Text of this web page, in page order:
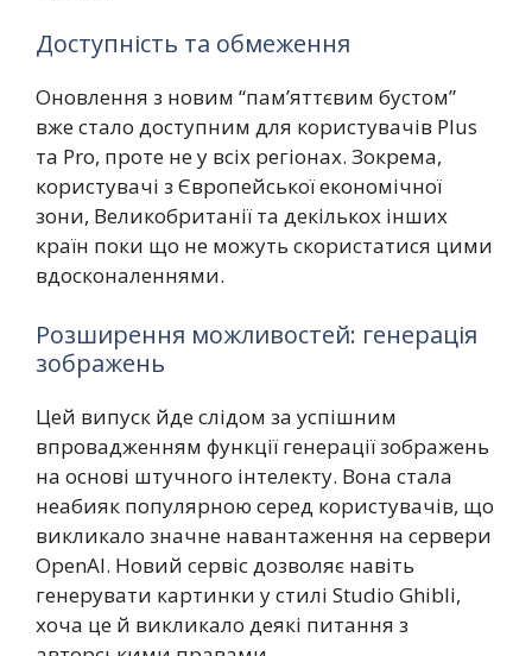
Доступність та обмеження
Оновлення з новим “пам’яттєвим бустом”
вже стало доступним для користувачів Plus
та Pro, проте не у всіх регіонах. Зокрема,
користувачі з Європейської економічної
зони, Великобританії та декількох інших
країн поки що не можуть скористатися цими
вдосконаленнями.
Розширення можливостей: генерація
зображень
Цей випуск йде слідом за успішним
впровадженням функції генерації зображень
на основі штучного інтелекту. Вона стала
неабияк популярною серед користувачів, що
викликало значне навантаження на сервери
OpenAI. Новий сервіс дозволяє навіть
генерувати картинки у стилі Studio Ghibli,
хоча це й викликало деякі питання з